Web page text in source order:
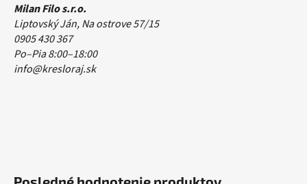
Milan Filo s.r.o.
Liptovský Ján, Na ostrove 57/15
0905 430 367
Po–Pia 8:00–18:00
info@kresloraj.sk